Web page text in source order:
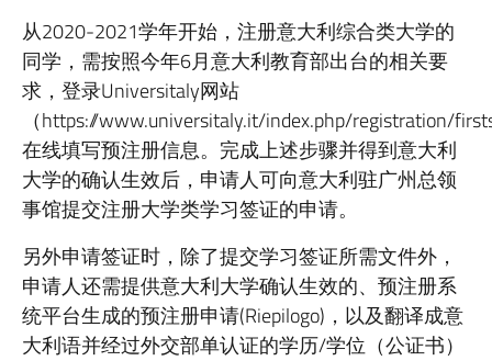
从2020-2021学年开始，注册意大利综合类大学的
同学，需按照今年6月意大利教育部出台的相关要
求，登录Universitaly网站
（https://www.universitaly.it/index.php/registration/
在线填写预注册信息。完成上述步骤并得到意大利
大学的确认生效后，申请人可向意大利驻广州总领
事馆提交注册大学类学习签证的申请。
另外申请签证时，除了提交学习签证所需文件外，
申请人还需提供意大利大学确认生效的、预注册系
统平台生成的预注册申请(Riepilogo)，以及翻译成意
大利语并经过外交部单认证的学历/学位（公证书）